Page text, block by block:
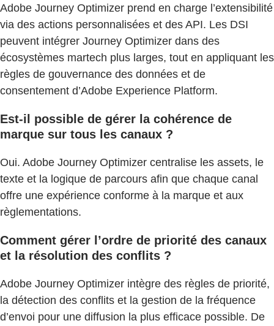
Adobe Journey Optimizer prend en charge l’extensibilité
via des actions personnalisées et des API. Les DSI
peuvent intégrer Journey Optimizer dans des
écosystèmes martech plus larges, tout en appliquant les
règles de gouvernance des données et de
consentement d’Adobe Experience Platform.
Est-il possible de gérer la cohérence de
marque sur tous les canaux ?
Oui. Adobe Journey Optimizer centralise les assets, le
texte et la logique de parcours afin que chaque canal
offre une expérience conforme à la marque et aux
règlementations.
Comment gérer l’ordre de priorité des canaux
et la résolution des conflits ?
Adobe Journey Optimizer intègre des règles de priorité,
la détection des conflits et la gestion de la fréquence
d’envoi pour une diffusion la plus efficace possible. De